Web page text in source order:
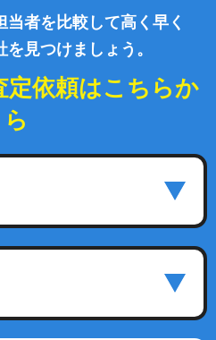
者を比較して高く早く
見つけましょう。
定依頼はこちらか
ら